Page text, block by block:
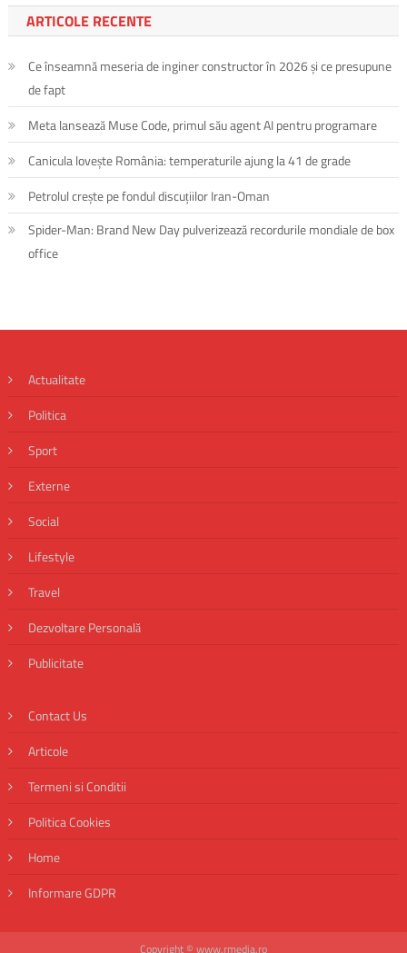
ARTICOLE RECENTE
Ce înseamnă meseria de inginer constructor în 2026 și ce presupune
de fapt
Meta lansează Muse Code, primul său agent AI pentru programare
Canicula lovește România: temperaturile ajung la 41 de grade
Petrolul crește pe fondul discuțiilor Iran-Oman
Spider-Man: Brand New Day pulverizează recordurile mondiale de box
office
Actualitate
Politica
Sport
Externe
Social
Lifestyle
Travel
Dezvoltare Personală
Publicitate
Contact Us
Articole
Termeni si Conditii
Politica Cookies
Home
Informare GDPR
Copyright © www.rmedia.ro